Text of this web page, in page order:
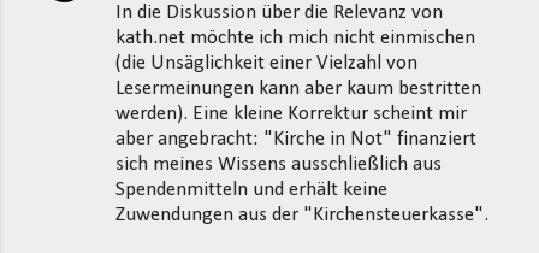
In die Diskussion über die Relevanz von
kath.net möchte ich mich nicht einmischen
(die Unsäglichkeit einer Vielzahl von
Lesermeinungen kann aber kaum bestritten
werden). Eine kleine Korrektur scheint mir
aber angebracht: "Kirche in Not" finanziert
sich meines Wissens ausschließlich aus
Spendenmitteln und erhält keine
Zuwendungen aus der "Kirchensteuerkasse".